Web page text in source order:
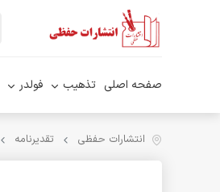
صفحه اصلی تذهیب فولدر
انتشارات حفظی تقدیرنامه